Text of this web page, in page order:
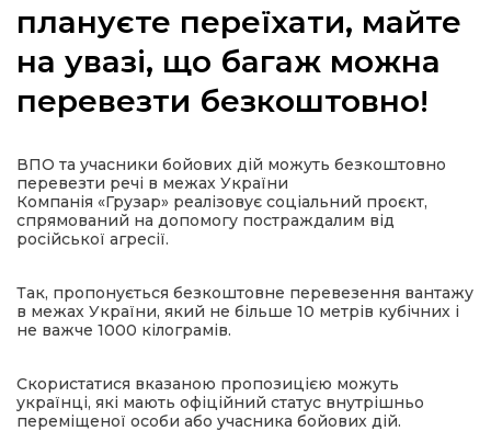
політика
місія
плануєте переїхати, майте
на увазі, що багаж можна
перевезти безкоштовно!
ВПО та учасники бойових дій можуть безкоштовно
перевезти речі в межах України
Компанія «Грузар» реалізовує соціальний проєкт,
спрямований на допомогу постраждалим від
російської агресії.
Так, пропонується безкоштовне перевезення вантажу
в межах України, який не більше 10 метрів кубічних і
не важче 1000 кілограмів.
Скористатися вказаною пропозицією можуть
українці, які мають офіційний статус внутрішньо
переміщеної особи або учасника бойових дій.